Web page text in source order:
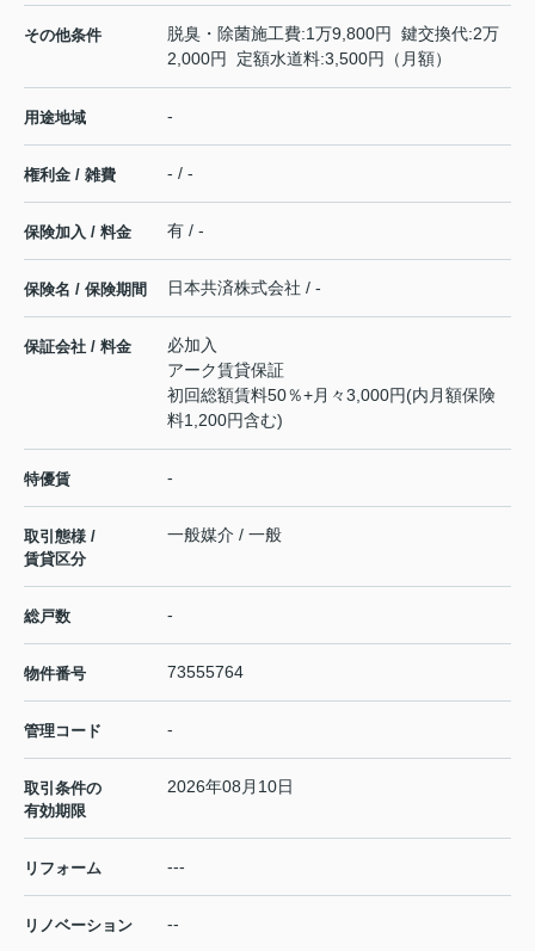
その他条件
脱臭・除菌施工費:1万9,800円 鍵交換代:2万
2,000円 定額水道料:3,500円（月額）
用途地域 -
権利金 / 雑費 - / -
保険加入 / 料金 有 / -
保険名 / 保険期間 日本共済株式会社 / -
保証会社 / 料金
必加入
アーク賃貸保証
初回総額賃料50％+月々3,000円(内月額保険
料1,200円含む)
特優賃 -
取引態様 /
賃貸区分
一般媒介 / 一般
総戸数 -
物件番号 73555764
管理コード -
取引条件の
有効期限
2026年08月10日
リフォーム ---
リノベーション --